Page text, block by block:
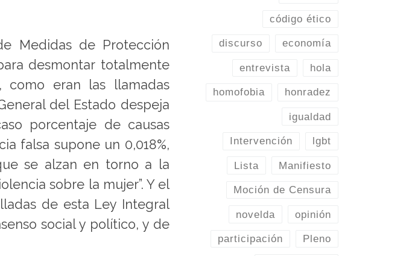
Medidas de Protección
desmontar totalmente
eran las llamadas
del Estado despeja
porcentaje de causas
falsa supone un 0,018%,
se alzan en torno a la
sobre la mujer”. Y el
de esta Ley Integral
social y político, y de
código ético
discurso economía
entrevista hola
homofobia honradez
igualdad
Intervención lgbt
Lista Manifiesto
Moción de Censura
novelda opinión
participación Pleno